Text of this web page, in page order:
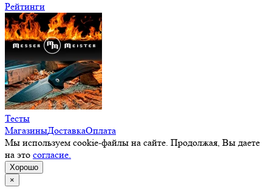
Рейтинги
Тесты
МагазиныДоставкаОплата
Мы используем cookie-файлы на сайте. Продолжая, Вы даете
на это согласие.
Хорошо
×